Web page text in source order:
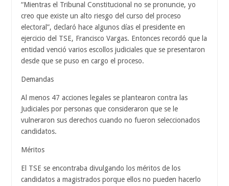
“Mientras el Tribunal Constitucional no se pronuncie, yo
creo que existe un alto riesgo del curso del proceso
electoral”, declaró hace algunos días el presidente en
ejercicio del TSE, Francisco Vargas. Entonces recordó que la
entidad venció varios escollos judiciales que se presentaron
desde que se puso en cargo el proceso.
Demandas
Al menos 47 acciones legales se plantearon contra las
Judiciales por personas que consideraron que se le
vulneraron sus derechos cuando no fueron seleccionados
candidatos.
Méritos
El TSE se encontraba divulgando los méritos de los
candidatos a magistrados porque ellos no pueden hacerlo